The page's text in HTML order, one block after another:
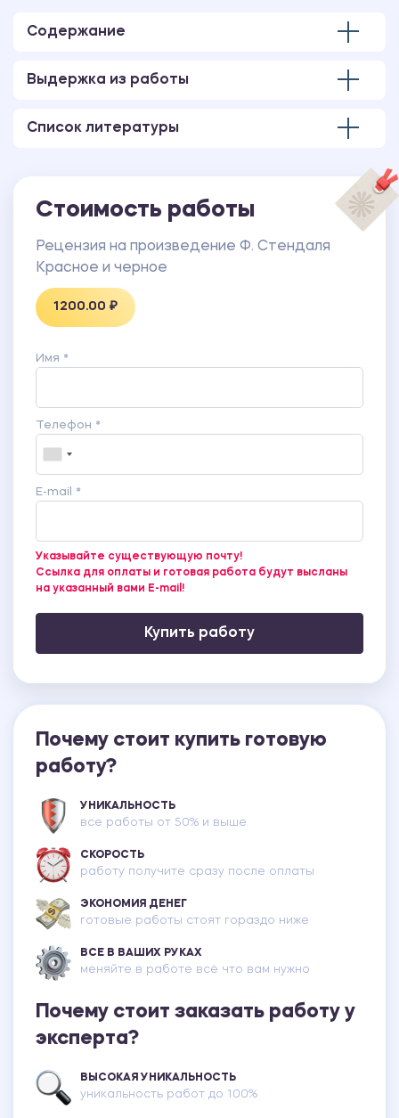
Содержание
Выдержка из работы
Список литературы
Стоимость работы
Рецензия на произведение Ф. Стендаля
Красное и черное
1200.00 ₽
Имя *
Телефон *
E-mail *
Указывайте существующую почту!
Ссылка для оплаты и готовая работа будут высланы
на указанный вами E-mail!
Купить работу
Почему стоит купить готовую
работу?
УНИКАЛЬНОСТЬ
все работы от 50% и выше
СКОРОСТЬ
работу получите сразу после оплаты
ЭКОНОМИЯ ДЕНЕГ
готовые работы стоят гораздо ниже
ВСЕ В ВАШИХ РУКАХ
меняйте в работе всё что вам нужно
Почему стоит заказать работу у
эксперта?
ВЫСОКАЯ УНИКАЛЬНОСТЬ
уникальность работ до 100%